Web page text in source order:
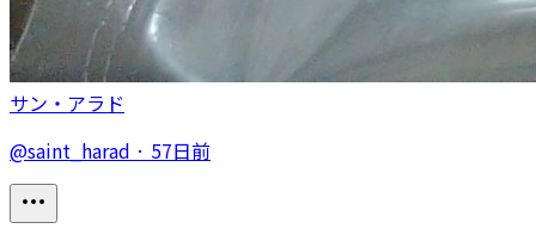
サン・アラド
@saint_harad · 57日前